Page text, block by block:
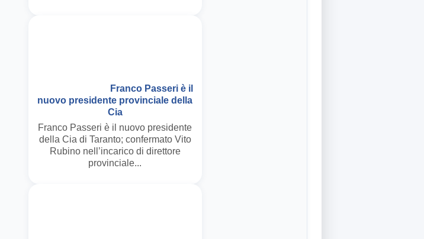
Franco Passeri è il
nuovo presidente provinciale della
Cia
Franco Passeri è il nuovo presidente
della Cia di Taranto; confermato Vito
Rubino nell’incarico di direttore
provinciale...